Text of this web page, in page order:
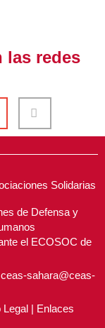
las redes
Solidarias
de Defensa y
el ECOSOC de
sahara@ceas-
Legal| Enlaces